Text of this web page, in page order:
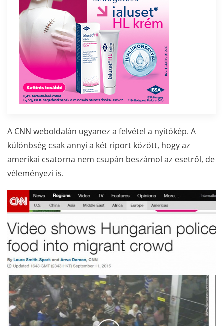
A CNN weboldalán ugyanez a felvétel a nyitókép. A
különbség csak annyi a két riport között, hogy az
amerikai csatorna nem csupán beszámol az esetről, de
véleményezi is.